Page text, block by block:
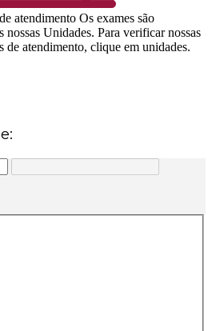
atendimento Os exames são
nossas Unidades. Para verificar nossas
de atendimento, clique em unidades.